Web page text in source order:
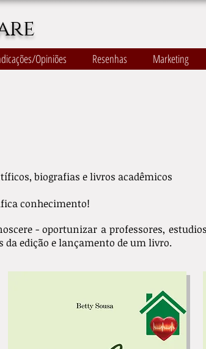
Opiniões Resenhas Marketing
biografias e livros acadêmicos
conhecimento!
- oportunizar a professores,
edição e lançamento de um livro.